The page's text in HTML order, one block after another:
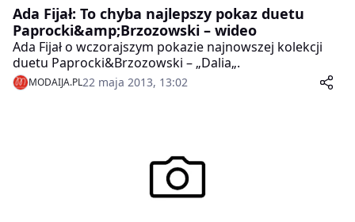
Ada Fijał: To chyba najlepszy pokaz duetu
Paprocki&amp;Brzozowski – wideo
Ada Fijał o wczorajszym pokazie najnowszej kolekcji
duetu Paprocki&Brzozowski – „Dalia„.
MODAIJA.PL22 maja 2013, 13:02